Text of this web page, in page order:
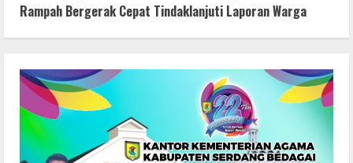
Rampah Bergerak Cepat Tindaklanjuti Laporan Warga